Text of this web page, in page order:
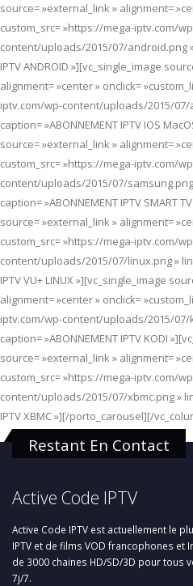
source= »external_link » alignment=
custom_src= »https://mega-iptv.com/
content/uploads/2015/07/android.png »
IPTV ANDROID »][vc_single_image
alignment= »center » onclick=
iptv.com/wp-content/uploads/2015/07/
caption= »ABONNEMENT IPTV IOS
source= »external_link » alignment=
custom_src= »https://mega-iptv.com/
content/uploads/2015/07/samsung.png
caption= »ABONNEMENT IPTV SMART
source= »external_link » alignment=
custom_src= »https://mega-iptv.com/
content/uploads/2015/07/linux.png »
IPTV VU+ LINUX »][vc_single_image
alignment= »center » onclick=
iptv.com/wp-content/uploads/2015/07/
caption= »ABONNEMENT IPTV KODI
source= »external_link » alignment=
custom_src= »https://mega-iptv.com/
content/uploads/2015/07/xbmc.png »
IPTV XBMC »][/porto_carousel][/
Restant En Contact
Active Code IPTV
Active Code IPTV est actuellement le
IPTV et de films VOD francophones et
de 3000 chaines HD/SD/3D pour tous
7j/7.